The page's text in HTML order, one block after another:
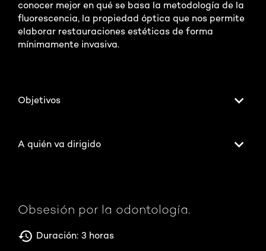
conocer mejor en qué se basa la metodología de la
fluorescencia, la propiedad óptica que nos permite
elaborar restauraciones estéticas de forma
mínimamente invasiva.
Objetivos
A quién va dirigido
Obsesión por la odontología.
Duración: 3 horas